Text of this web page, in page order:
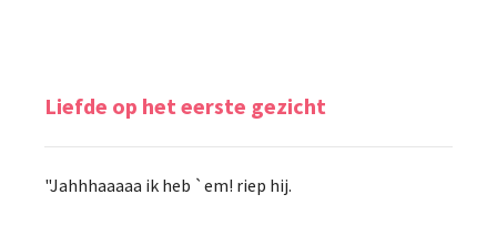
Liefde op het eerste gezicht
"Jahhhaaaaa ik heb `em! riep hij.